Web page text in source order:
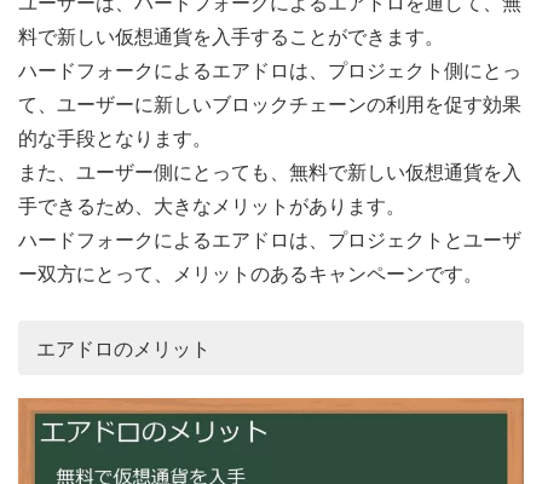
料で新しい仮想通貨を入手することができます。
ハードフォークによるエアドロは、プロジェクト側にとっ
て、ユーザーに新しいブロックチェーンの利用を促す効果
的な手段となります。
また、ユーザー側にとっても、無料で新しい仮想通貨を入
手できるため、大きなメリットがあります。
ハードフォークによるエアドロは、プロジェクトとユーザ
ー双方にとって、メリットのあるキャンペーンです。
エアドロのメリット